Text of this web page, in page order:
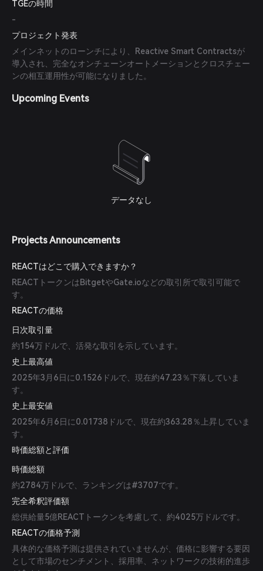
TGEの時間
-
プロジェクト発表
メインネットのローンチにより、Reactive Smart Contractsが
導入され、完全なオンチェーンオートメーションとクロスチェー
ンの相互運用性が可能になりました。
Upcoming Events
データなし
Projects Announcements
REACTはどこで購入できますか？
REACTトークンはBitgetやGate.ioなどの取引所で取引可能で
す。
REACTの価格
日次取引量
約154万ドルで、活発な取引を示しています。
史上最高値
2025年3月6日に0.1526ドルで、現在約47.23％下落していま
す。
史上最安値
2025年6月6日に0.01738ドルで、現在約363.28％上昇していま
す。
時価総額と評価
時価総額
約2784万ドルで、ランキングは#3707です。
完全希釈評価額
総供給量5億REACTトークンを考慮して、約4025万ドルです。
REACTの価格予測
具体的な価格予測は提供されていませんが、価格に影響する要因
として市場のセンチメント、採用率、ネットワークの技術的進歩